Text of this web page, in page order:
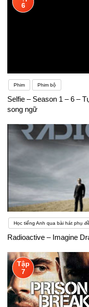
6
Phim Phim bộ
Selfie – Season 1 – 6 –
song ngữ
Học tiếng Anh qua bài hát phụ
Radioactive – Imagine
Tập
7